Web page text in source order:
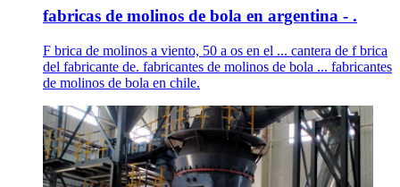
fabricas de molinos de bola en argentina - .
F brica de molinos a viento, 50 a os en el ... cantera de f brica
del fabricante de. fabricantes de molinos de bola ... fabricantes
de molinos de bola en chile.